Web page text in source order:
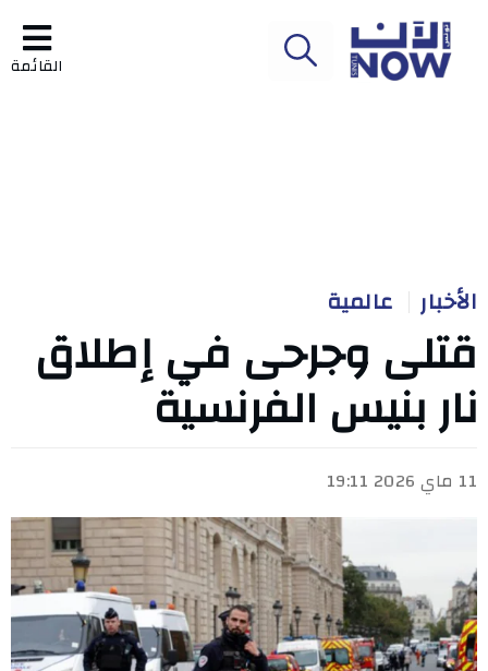
القائمة
الأخبار عالمية
قتلى وجرحى في إطلاق
نار بنيس الفرنسية
11 ماي 2026 19:11